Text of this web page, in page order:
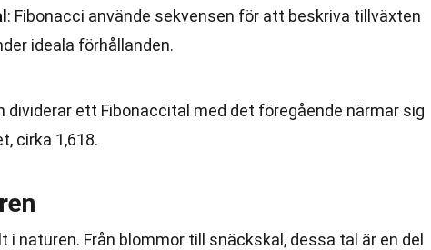
: Fibonacci använde sekvensen för att beskriva tillväxten
ideala förhållanden.
dividerar ett Fibonaccital med det föregående närmar sig
cirka 1,618.
i naturen. Från blommor till snäckskal, dessa tal är en del